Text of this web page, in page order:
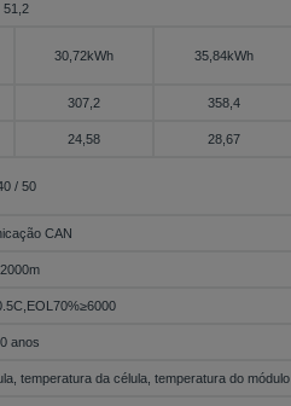
51,2
30,72kWh 35,84kWh
307,2 358,4
24,58 28,67
/ 50
CAN
anos
temperatura da célula, temperatura do módulo